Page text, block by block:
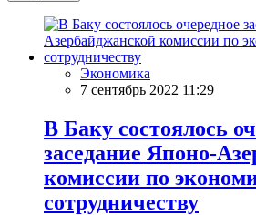
Экономика
7 сентябрь 2022 11:29
В Баку состоялось
заседание Японо-
комиссии по
сотрудничеству